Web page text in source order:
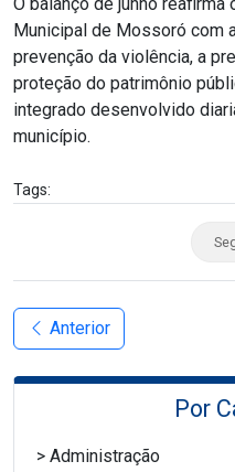
Municipal de Mossoró com
prevenção da violência, a
proteção do patrimônio
integrado desenvolvido
município.
Tags:
Anterior
Por
Administração